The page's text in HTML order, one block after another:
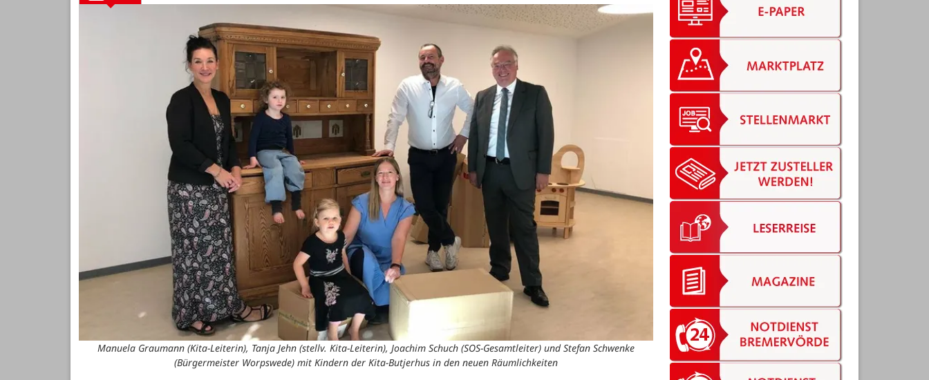
Manuela Graumann (Kita-Leiterin), Tanja Jehn (stellv. Kita-Leiterin), Joachim Schuch (SOS-Gesamtleiter) und Stefan Schwenke
(Bürgermeister Worpswede) mit Kindern der Kita-Butjerhus in den neuen Räumlichkeiten